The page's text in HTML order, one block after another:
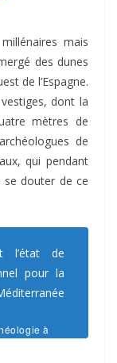
mais
des dunes
de l’Espagne.
dont la
mètres de
de
qui pendant
se douter de ce
l’état de
pour la
à